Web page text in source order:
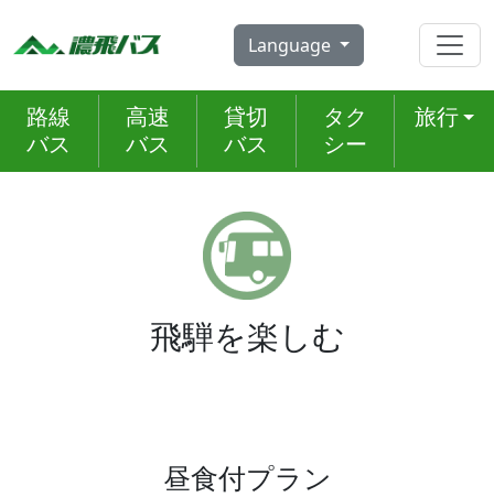
Language
路線
バス
高速
バス
貸切
バス
タク
シー
旅行
飛騨を楽しむ
昼食付プラン